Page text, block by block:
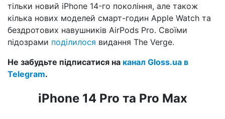
тільки новий iPhone 14-го покоління, але також
кілька нових моделей смарт-годин Apple Watch та
бездротових навушників AirPods Pro. Своїми
підозрами поділилося видання The Verge.
Не забудьте підписатися на канал Gloss.ua в
Telegram.
iPhone 14 Pro та Pro Мах